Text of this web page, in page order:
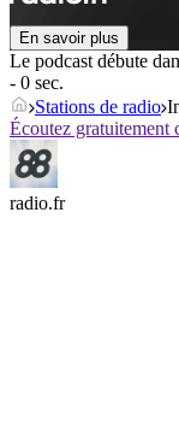
En savoir plus
Le podcast débute
- 0 sec.
Stations de radio
Écoutez gratuitement
radio.fr